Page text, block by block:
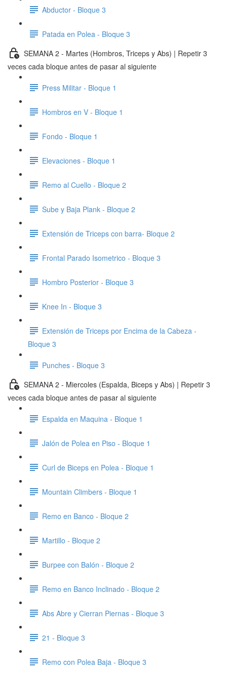
Abductor - Bloque 3
Patada en Polea - Bloque 3
SEMANA 2 - Martes (Hombros, Triceps y Abs) | Repetir 3
veces cada bloque antes de pasar al siguiente
Press Militar - Bloque 1
Hombros en V - Bloque 1
Fondo - Bloque 1
Elevaciones - Bloque 1
Remo al Cuello - Bloque 2
Sube y Baja Plank - Bloque 2
Extensión de Triceps con barra- Bloque 2
Frontal Parado Isometrico - Bloque 3
Hombro Posterior - Bloque 3
Knee In - Bloque 3
Extensión de Triceps por Encima de la Cabeza -
Bloque 3
Punches - Bloque 3
SEMANA 2 - Miercoles (Espalda, Biceps y Abs) | Repetir 3
veces cada bloque antes de pasar al siguiente
Espalda en Maquina - Bloque 1
Jalón de Polea en Piso - Bloque 1
Curl de Biceps en Polea - Bloque 1
Mountain Climbers - Bloque 1
Remo en Banco - Bloque 2
Martillo - Bloque 2
Burpee con Balón - Bloque 2
Remo en Banco Inclinado - Bloque 2
Abs Abre y Cierran Piernas - Bloque 3
21 - Bloque 3
Remo con Polea Baja - Bloque 3